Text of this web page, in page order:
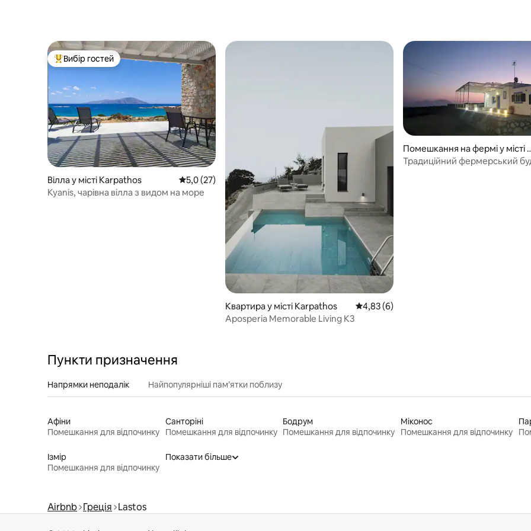
Топ вибір гостей
Вибір гостей
Вілла у місті Karpathos Середня оцінка: 5,0 з 5, відгуки: 27
5,0 (27)
Kyanis, чарівна вілла з видом на море
Квартира у місті Karpathos Середня оцінка: 4,83 з 5, відгуки: 6
4,83 (6)
Aposperia Memorable Living K3
Помешкання на фермі у місті
enetes
Традиційний фермерський
Пункти призначення
Напрямки неподалік Найпопулярніші пам’ятки поблизу
Афіни
Помешкання для відпочинку
Санторіні
Помешкання для відпочинку
Бодрум
Помешкання для відпочинку
Міконос
Помешкання для відпочинку
Ізмір
Помешкання для відпочинку
Показати більше
Airbnb Греція Lastos